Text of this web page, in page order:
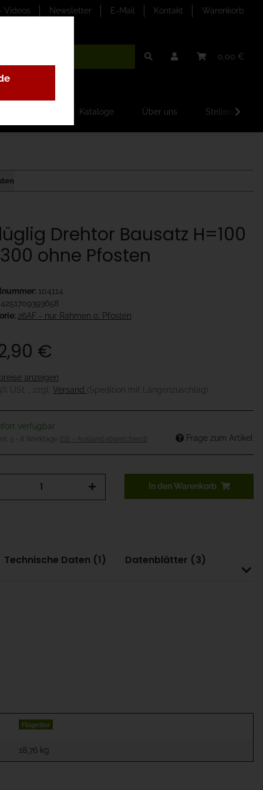
Videos Newsletter E-Mail Kontakt Warenkorb
0,00 €
Kataloge Über uns
Drehtor Bausatz H=100
ohne Pfosten
104114
4251709393658
26AF - nur Rahmen o. Pfosten
€
anzeigen
USt. , zzgl. Versand (Spedition mit Längenzuschlag)
verfügbar
3 - 8 Werktage (DE - Ausland abweichend) Frage zum Artikel
In den Warenkorb
Technische Daten (1) Datenblätter (3)
Flügeltor
18,76 kg